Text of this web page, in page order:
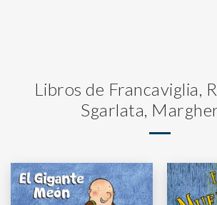
Libros de Francaviglia,
Sgarlata,